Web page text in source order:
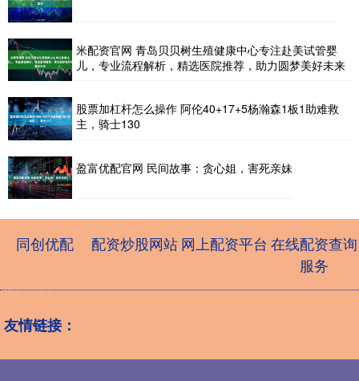
米配资官网 青岛贝贝树生殖健康中心专注赴美试管婴
儿，专业流程解析，精选医院推荐，助力圆梦美好未来
股票加杠杆怎么操作 阿伦40+17+5杨瀚森1板1助难救
主，骑士130
盈富优配官网 民间故事：贪心姐，害死亲妹
同创优配 配资炒股网站网上配资平台 在线配资查询
服务
友情链接：